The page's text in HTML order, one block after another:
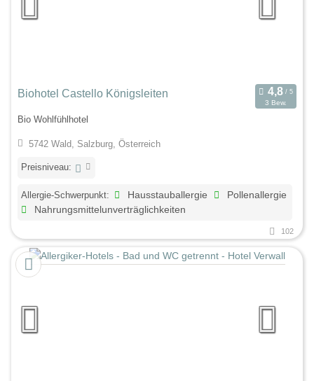
Biohotel Castello Königsleiten
3 Bew.
Bio Wohlfühlhotel
5742 Wald, Salzburg, Österreich
Preisniveau:
Allergie-Schwerpunkt: Hausstauballergie
Pollenallergie
Nahrungsmittelunverträglichkeiten
102